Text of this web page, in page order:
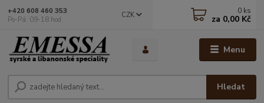
Menu
CZK
Hledat
+420 608 460 353
Po-Pá: 09-18 hod.
0 ks
za 0,00 Kč